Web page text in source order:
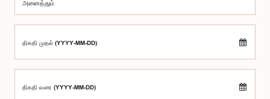
திகதி முதல் (YYYY-MM-DD)
திகதி வரை (YYYY-MM-DD)